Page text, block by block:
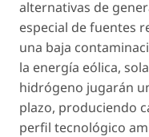
alternativas de
especial de fuentes
una baja
la energía eólica,
hidrógeno jugarán
plazo, produciendo
perfil tecnológico